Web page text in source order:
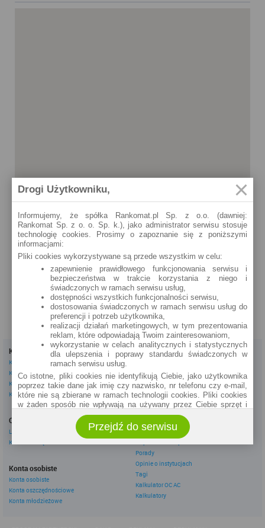
Nysa
zobacz na mapie »
Kredyty
Kredyty gotówkowe
Kredyty hipoteczne
Kredyty konsolidacyjne
Kredyty na samochód
Oszczędzanie
Lokaty
Konta oszczędnościowe
Konta osobiste
Konta osobiste
Konta oszczędnościowe
Konta młodzieżowe
Dla firm
Konta firmowe
Leasingi
Inne
eBroker Ekstra
Artykuły
Porady
Opinie o instytucjach
Tagi
Kalkulator OC AC
Kalkulatory
Drogi Użytkowniku,
Informujemy, że spółka Rankomat.pl Sp. z o.o. (dawniej:
Rankomat Sp. z o. o. Sp. k.), jako administrator serwisu stosuje
technologię cookies. Prosimy o zapoznanie się z poniższymi
informacjami:
Pliki cookies wykorzystywane są przede wszystkim w celu:
zapewnienie prawidłowego funkcjonowania serwisu i
bezpieczeństwa w trakcie korzystania z niego i
świadczonych w ramach serwisu usług,
dostępności wszystkich funkcjonalności serwisu,
dostosowania świadczonych w ramach serwisu usług do
preferencji i potrzeb użytkownika,
realizacji działań marketingowych, w tym prezentowania
reklam, które odpowiadają Twoim zainteresowaniom,
wykorzystanie w celach analitycznych i statystycznych
dla ulepszenia i poprawy standardu świadczonych w
ramach serwisu usług.
Co istotne, pliki cookies nie identyfikują Ciebie, jako użytkownika
poprzez takie dane jak imię czy nazwisko, nr telefonu czy e-mail,
które nie są zbierane w ramach technologii cookies. Pliki cookies
w żaden sposób nie wpływają na używany przez Ciebie sprzęt i
Zakres wykorzystywania plików cookies możliwy jest do
określenia w ustawieniach przeglądarki każdego użytkownika. Bez
wprowadzenia zmian ustawień, informacje w plikach cookies mogą
być zapisywane w pamięci Twojego urządzenia.
Administratorem danych pozyskiwanych w technologii cookies jest
spółka Rankomat.pl Sp. z o.o. (dawniej: Rankomat Sp. z o. o. Sp.
k.) z siedzibą w Warszawie, ul. Wolska 88, 01 - 141 Warszawa.
Możesz jako użytkownik w każdym czasie skontaktować się z
administratorem pod adresem bok@ebroker.pl, jak również wyrazić
Przejdź do serwisu